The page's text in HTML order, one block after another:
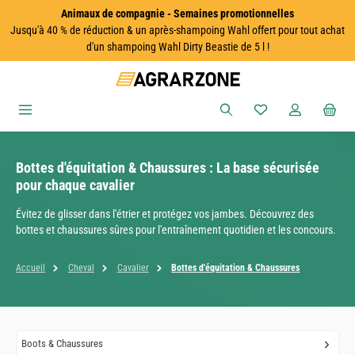
Passer au contenu principalAnimaux de compagnie - Semaines promotionnelles
Jusqu'à 40 % de réduction & un après-shampoing Wahl offert pour tout achat
d'un shampoing Wahl Dirty Beastie de 5 l !
Vous avez 0
Bottes d'équitation & Chaussures : La base sécurisée
pour chaque cavalier
Évitez de glisser dans l'étrier et protégez vos jambes. Découvrez des
bottes et chaussures sûres pour l'entraînement quotidien et les concours.
Accueil Cheval Cavalier Bottes d'équitation & Chaussures
Boots & Chaussures